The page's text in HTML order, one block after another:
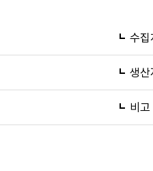
수집
생산
비고